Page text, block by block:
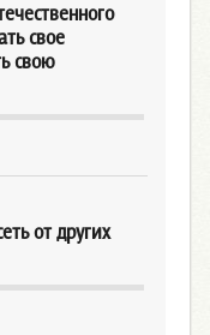
свое
свою
от других